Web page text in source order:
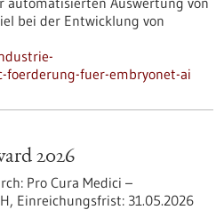
bei der Entwicklung von
fuer-embryonet-ai
2026
Pro Cura Medici –
Einreichungsfrist: 31.05.2026